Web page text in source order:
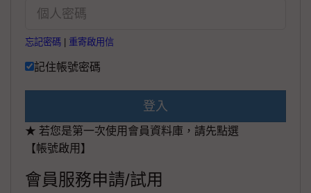
忘記密碼 重寄啟用信
記住帳號密碼
登入
★ 若您是第一次使用會員資料庫，請先點選
【帳號啟用】
會員服務申請/試用